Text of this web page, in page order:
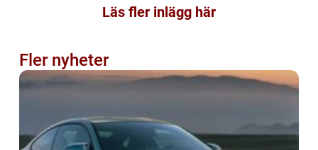
Läs fler inlägg här
Fler nyheter